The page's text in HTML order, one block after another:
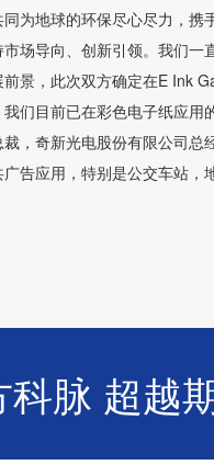
为地球的环保尽心尽力，携
场导向、创新引领。我们一
景，此次双方确定在E Ink
们目前已在彩色电子纸应
，奇新光电股份有限公司
告应用，特别是公交车站
。
科脉 超越